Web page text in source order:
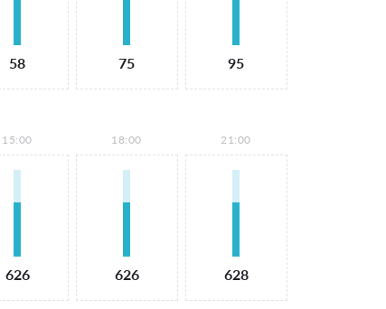
58 75 95
15:00
626
18:00
626
21:00
628